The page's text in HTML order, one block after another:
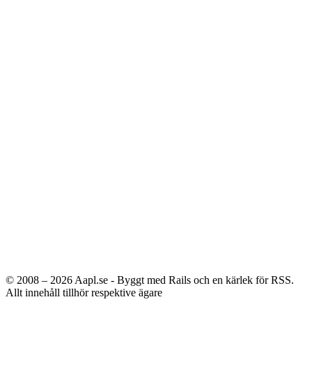
© 2008 – 2026 Aapl.se - Byggt med Rails och en kärlek för RSS.
Allt innehåll tillhör respektive ägare